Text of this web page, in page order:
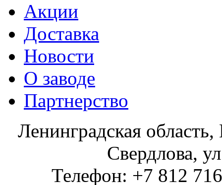
Акции
Доставка
Новости
О заводе
Партнерство
Ленинградская
Свердлова,
Телефон: +7 812